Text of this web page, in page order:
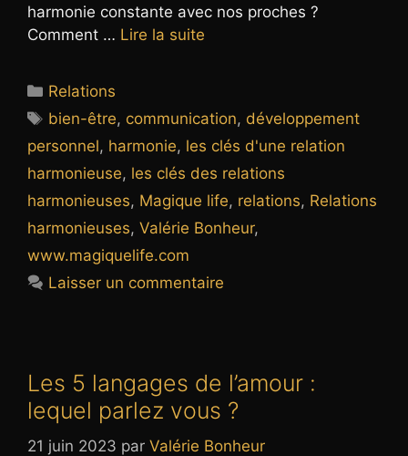
harmonie constante avec nos proches ?
Comment … Lire la suite
Catégories
Relations
Étiquettes
bien-être, communication, développement
personnel, harmonie, les clés d'une relation
harmonieuse, les clés des relations
harmonieuses, Magique life, relations, Relations
harmonieuses, Valérie Bonheur,
www.magiquelife.com
Laisser un commentaire
Les 5 langages de l’amour :
lequel parlez vous ?
21 juin 2023 par Valérie Bonheur